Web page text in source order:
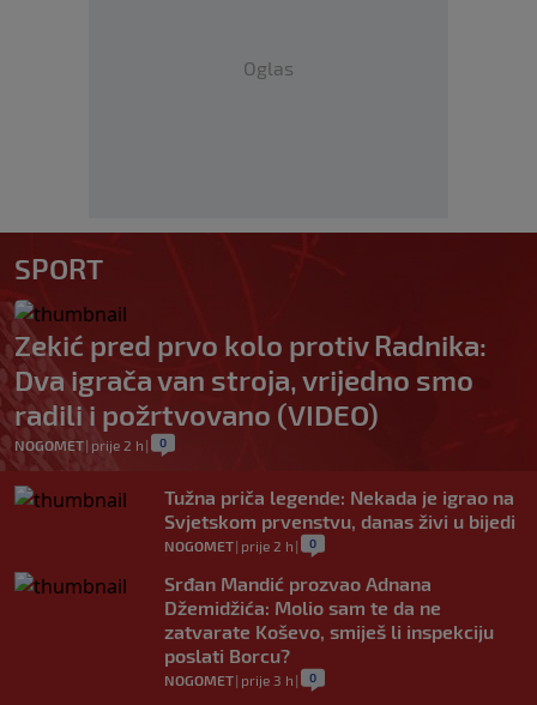
Oglas
SPORT
Zekić pred prvo kolo protiv Radnika:
Dva igrača van stroja, vrijedno smo
radili i požrtvovano (VIDEO)
NOGOMET| prije 2 h | 0
Tužna priča legende: Nekada je igrao na
Svjetskom prvenstvu, danas živi u bijedi
NOGOMET| prije 2 h | 0
Srđan Mandić prozvao Adnana
Džemidžića: Molio sam te da ne
zatvarate Koševo, smiješ li inspekciju
poslati Borcu?
NOGOMET| prije 3 h | 0